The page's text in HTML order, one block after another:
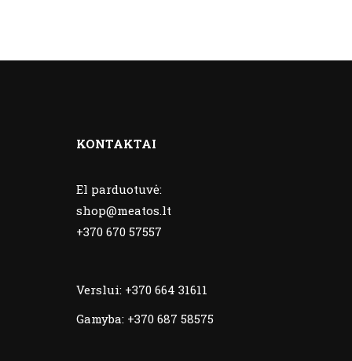
KONTAKTAI
El parduotuvė:
shop@meatos.lt
+370 670 57557
Verslui: +370 664 31611
Gamyba: +370 687 58575